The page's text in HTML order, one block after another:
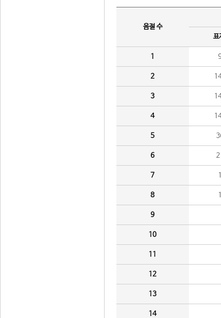
음절 수
표
1
2
3
4
5
6
7
8
9
10
11
12
13
14